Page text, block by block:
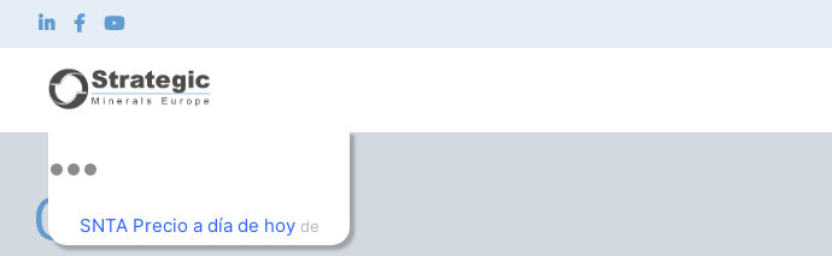
Strategic Minerals Europe Corp.
Qué hacemos
SNTA Precio a día de hoyde
OUR BLOG